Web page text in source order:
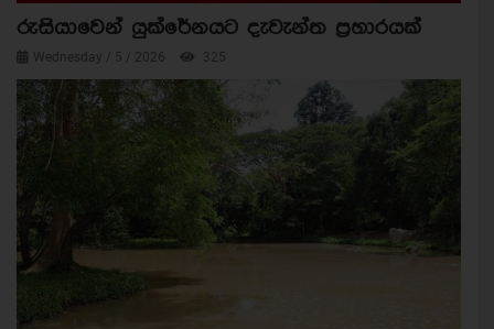
රුසියාවෙන් යුක්රේනයට දැවැන්ත ප්‍රහාරයක්
Wednesday / 5 / 2026 325